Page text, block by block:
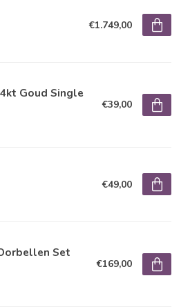
€1.749,00
Goud Single
€39,00
€49,00
Set
€169,00